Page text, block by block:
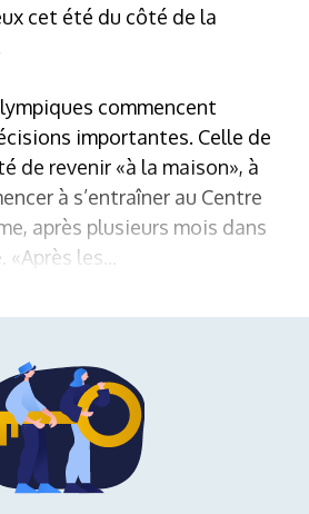
cet été du côté de la
commencent
importantes. Celle de
de revenir «à la maison», à
à s’entraîner au Centre
après plusieurs mois dans
les...